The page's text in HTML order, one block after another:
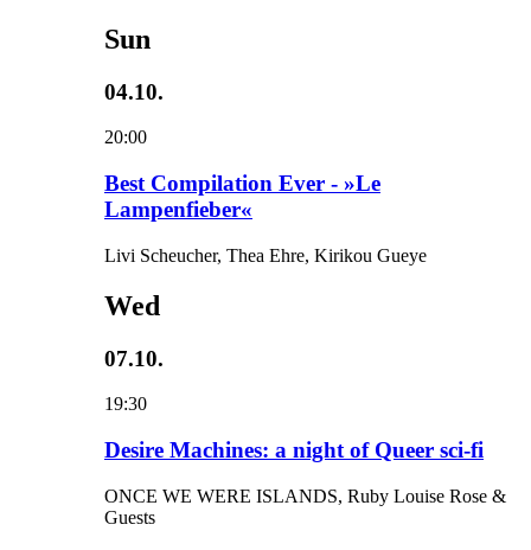
Sun
04.10.
20:00
Best Compilation Ever - »Le
Lampenfieber«
Livi Scheucher, Thea Ehre, Kirikou Gueye
Wed
07.10.
19:30
Desire Machines: a night of Queer sci-fi
ONCE WE WERE ISLANDS, Ruby Louise Rose &
Guests